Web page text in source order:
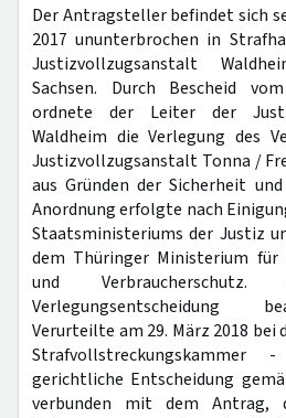
Der Antragsteller befindet sich
2017 ununterbrochen in
Justizvollzugsanstalt
Sachsen. Durch Bescheid
ordnete der Leiter der
Waldheim die Verlegung des
Justizvollzugsanstalt Tonna /
aus Gründen der Sicherheit
Anordnung erfolgte nach
Staatsministeriums der Justiz
dem Thüringer Ministerium für
und
Verlegungsentscheidung
Verurteilte am 29. März 2018 bei
gerichtliche Entscheidung
verbunden mit dem Antrag,